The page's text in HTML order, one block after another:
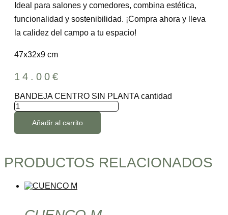
Ideal para salones y comedores, combina estética,
funcionalidad y sostenibilidad. ¡Compra ahora y lleva
la calidez del campo a tu espacio!
47x32x9 cm
14.00 €
BANDEJA CENTRO SIN PLANTA cantidad
Añadir al carrito
PRODUCTOS RELACIONADOS